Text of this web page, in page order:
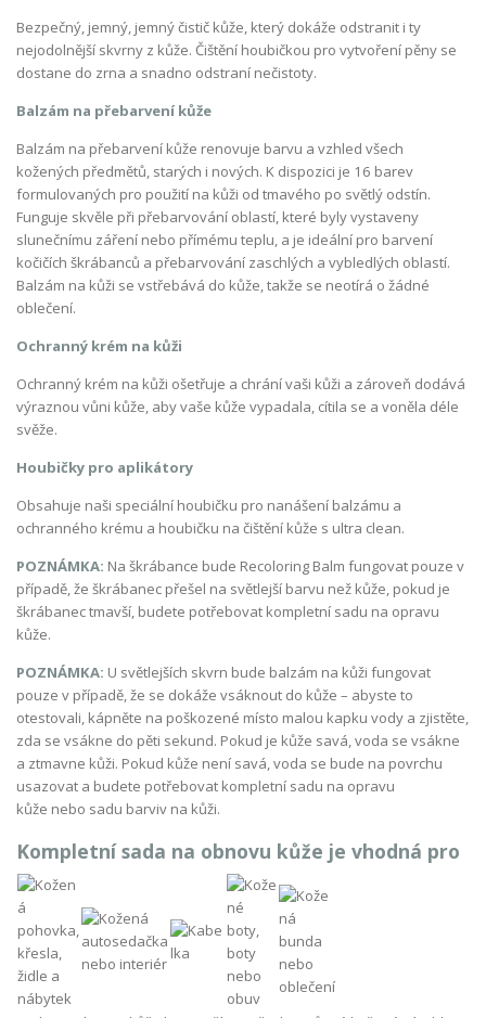
Bezpečný, jemný, jemný čistič kůže, který dokáže odstranit i ty
nejodolnější skvrny z kůže. Čištění houbičkou pro vytvoření pěny se
dostane do zrna a snadno odstraní nečistoty.
Balzám na přebarvení kůže
Balzám na přebarvení kůže renovuje barvu a vzhled všech
kožených předmětů, starých i nových. K dispozici je 16 barev
formulovaných pro použití na kůži od tmavého po světlý odstín.
Funguje skvěle při přebarvování oblastí, které byly vystaveny
slunečnímu záření nebo přímému teplu, a je ideální pro barvení
kočičích škrábanců a přebarvování zaschlých a vybledlých oblastí.
Balzám na kůži se vstřebává do kůže, takže se neotírá o žádné
oblečení.
Ochranný krém na kůži
Ochranný krém na kůži ošetřuje a chrání vaši kůži a zároveň dodává
výraznou vůni kůže, aby vaše kůže vypadala, cítila se a voněla déle
svěže.
Houbičky pro aplikátory
Obsahuje naši speciální houbičku pro nanášení balzámu a
ochranného krému a houbičku na čištění kůže s ultra clean.
POZNÁMKA: Na škrábance bude Recoloring Balm fungovat pouze v
případě, že škrábanec přešel na světlejší barvu než kůže, pokud je
škrábanec tmavší, budete potřebovat kompletní sadu na opravu
kůže.
POZNÁMKA: U světlejších skvrn bude balzám na kůži fungovat
pouze v případě, že se dokáže vsáknout do kůže – abyste to
otestovali, kápněte na poškozené místo malou kapku vody a zjistěte,
zda se vsákne do pěti sekund. Pokud je kůže savá, voda se vsákne
a ztmavne kůži. Pokud kůže není savá, voda se bude na povrchu
usazovat a budete potřebovat kompletní sadu na opravu
kůže nebo sadu barviv na kůži.
Kompletní sada na obnovu kůže je vhodná pro